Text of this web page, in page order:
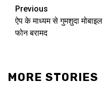
Continue
Reading
Previous
ऐप के माध्यम से गुमशुदा मोबाइल
फोन बरामद
MORE STORIES